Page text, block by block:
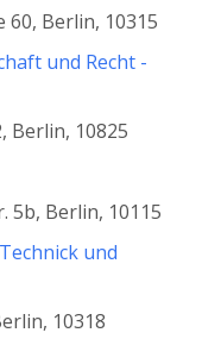
60, Berlin, 10315
und Recht -
Berlin, 10825
5b, Berlin, 10115
und
10318